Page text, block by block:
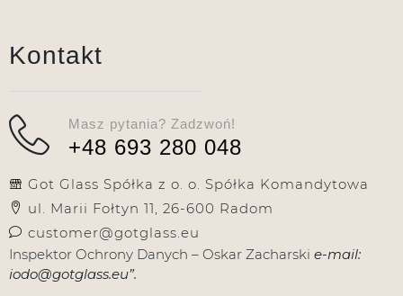
Kontakt
Masz pytania? Zadzwoń!
+48 693 280 048
Got Glass Spółka z o. o. Spółka Komandytowa
ul. Marii Fołtyn 11, 26-600 Radom
customer@gotglass.eu
Inspektor Ochrony Danych – Oskar Zacharski e-mail:
iodo@gotglass.eu”.